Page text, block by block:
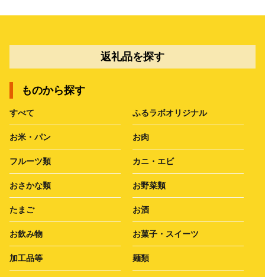
返礼品を探す
ものから探す
すべて ふるラボオリジナル
お米・パン お肉
フルーツ類 カニ・エビ
おさかな類 お野菜類
たまご お酒
お飲み物 お菓子・スイーツ
加工品等 麺類